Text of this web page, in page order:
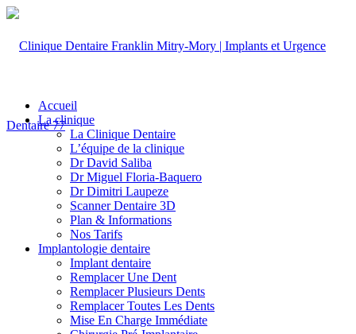
Accueil
La clinique
La Clinique Dentaire
L’équipe de la clinique
Dr David Saliba
Dr Miguel Floria-Baquero
Dr Dimitri Laupeze
Scanner Dentaire 3D
Plan & Informations
Nos Tarifs
Implantologie dentaire
Implant dentaire
Remplacer Une Dent
Remplacer Plusieurs Dents
Remplacer Toutes Les Dents
Mise En Charge Immédiate